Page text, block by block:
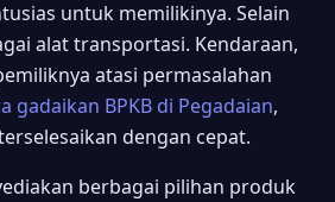
Pegadaian Syariah
Gadai Arrum Pinjaman Syariah
Usaha Berbasis Syariah
Pegadaian
untuk memilikinya. Selain
alat transportasi. Kendaraan,
atasi permasalahan
gadaikan BPKB di Pegadaian,
dengan cepat.
berbagai pilihan produk